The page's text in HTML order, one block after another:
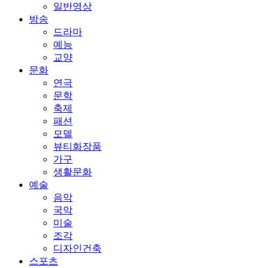
일반영상
방송
드라마
예능
교양
문화
연극
문학
축제
패션
모델
뷰티화장품
가구
생활문화
예술
음악
국악
미술
조각
디자인건축
스포츠